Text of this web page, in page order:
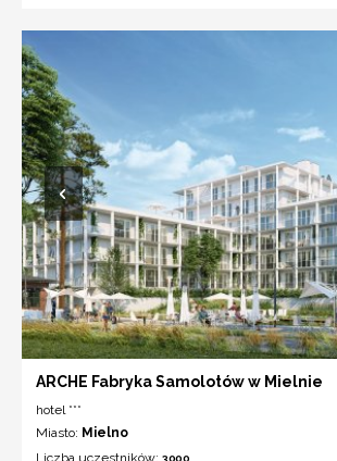
ARCHE Fabryka Samolotów w Mielnie
hotel ***
Miasto: Mielno
Liczba uczestników: 3000